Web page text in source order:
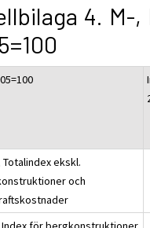
4. M-
Totalindex ekskl.
och